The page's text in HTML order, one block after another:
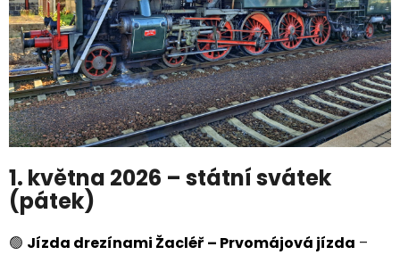
1. května 2026 – státní svátek
(pátek)
🟢 Jízda drezínami Žacléř – Prvomájová jízda –